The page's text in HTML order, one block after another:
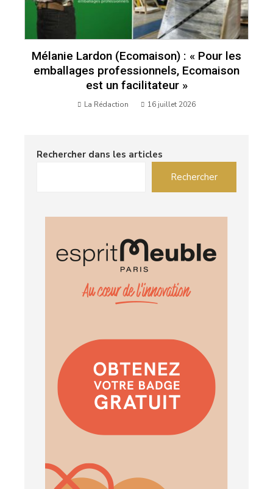
Mélanie Lardon (Ecomaison) : « Pour les
emballages professionnels, Ecomaison
est un facilitateur »
La Rédaction 16 juillet 2026
Rechercher dans les articles
Rechercher